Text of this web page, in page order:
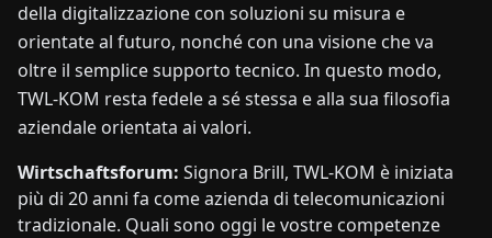
della digitalizzazione con soluzioni su misura e
orientate al futuro, nonché con una visione che va
oltre il semplice supporto tecnico. In questo modo,
TWL-KOM resta fedele a sé stessa e alla sua filosofia
aziendale orientata ai valori.
Wirtschaftsforum: Signora Brill, TWL-KOM è iniziata
più di 20 anni fa come azienda di telecomunicazioni
tradizionale. Quali sono oggi le vostre competenze